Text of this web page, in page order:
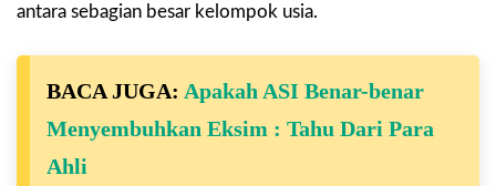
antara sebagian besar kelompok usia.
BACA JUGA: Apakah ASI Benar-benar
Menyembuhkan Eksim : Tahu Dari Para
Ahli